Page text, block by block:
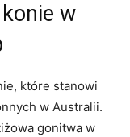
w
które⁢ stanowi
w Australii.
gonitwa w